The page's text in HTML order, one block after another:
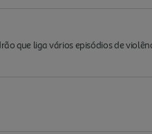
que liga vários episódios de